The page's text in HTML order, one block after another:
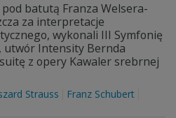
batutą Franza Welsera-
za interpretacje
wykonali III Symfonię
utwór Intensity Bernda
z opery Kawaler srebrnej
Strauss
Franz Schubert